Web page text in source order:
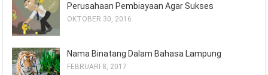
Perusahaan Pembiayaan Agar Sukses
OKTOBER 30, 2016
Nama Binatang Dalam Bahasa Lampung
FEBRUARI 8, 2017